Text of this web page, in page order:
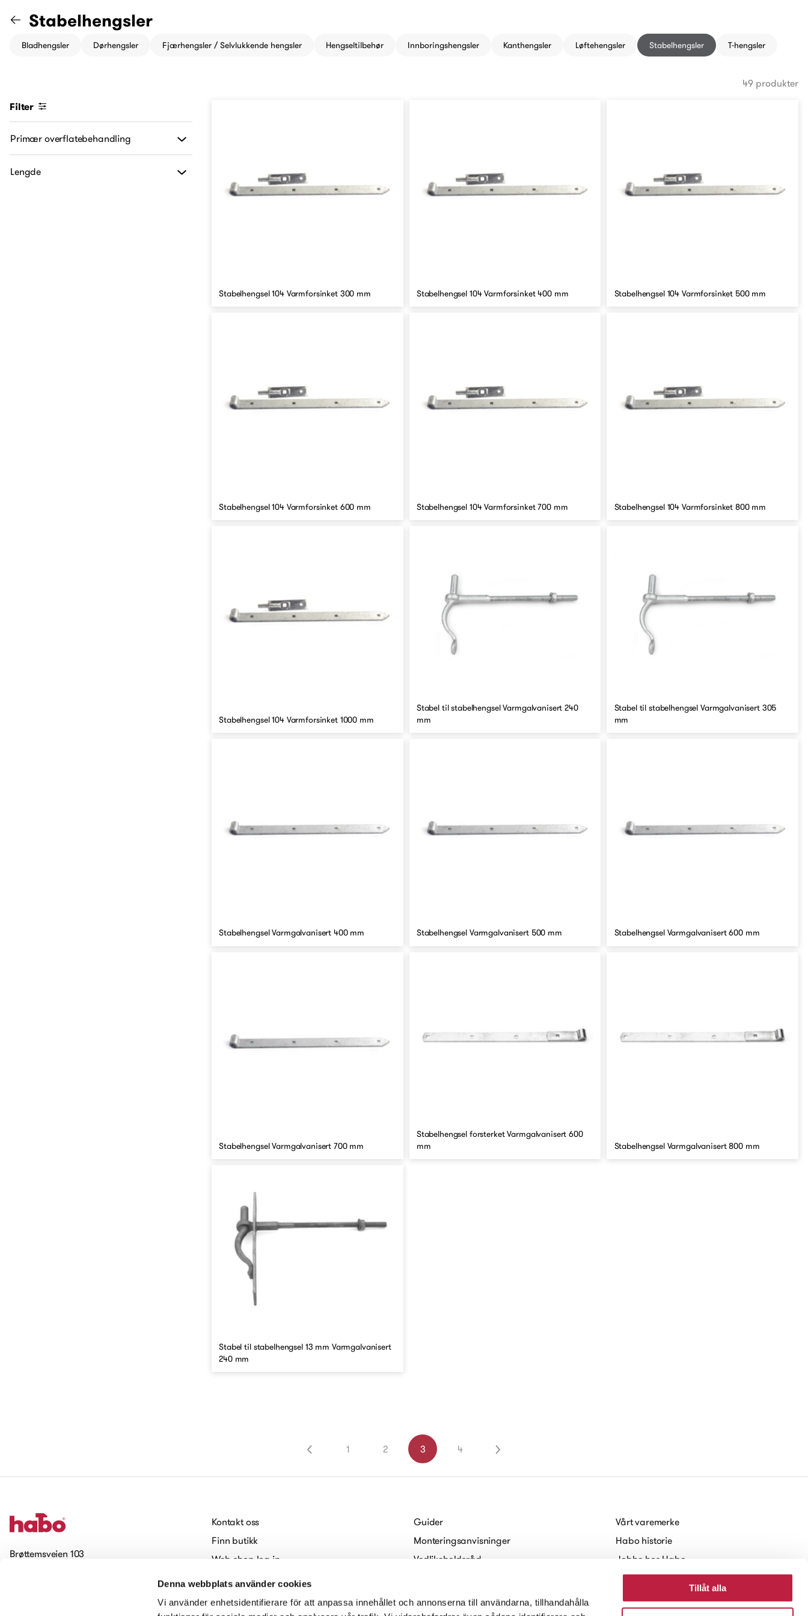
Denna webbplats använder cookies
Vi använder enhetsidentifierare för att anpassa innehållet och annonserna till användarna, tillhandahålla
Tillåt alla
Gå til "Hengsler" kategori
Stabelhengsler
Bladhengsler Dørhengsler Fjærhengsler / Selvlukkende hengsler Hengseltilbehør Innboringshengsler Kanthengsler Løftehengsler Stabelhengsler T-hengsler
49 produkter
Filter
Primær overflatebehandling
Lengde
Stabelhengsel 104 Varmforsinket 300 mm Stabelhengsel 104 Varmforsinket 400 mm Stabelhengsel 104 Varmforsinket 500 mm
Stabelhengsel 104 Varmforsinket 600 mm Stabelhengsel 104 Varmforsinket 700 mm Stabelhengsel 104 Varmforsinket 800 mm
Stabelhengsel 104 Varmforsinket 1000 mm
Stabel til stabelhengsel Varmgalvanisert 240
mm
Stabel til stabelhengsel Varmgalvanisert 305
mm
Stabelhengsel Varmgalvanisert 400 mm Stabelhengsel Varmgalvanisert 500 mm Stabelhengsel Varmgalvanisert 600 mm
Stabelhengsel Varmgalvanisert 700 mm
Stabelhengsel forsterket Varmgalvanisert 600
mm
Stabelhengsel Varmgalvanisert 800 mm
Stabel til stabelhengsel 13 mm Varmgalvanisert
240 mm
1 2 3 4
Brøttemsveien 103
Kontakt oss
Finn butikk
Web-shop log in
Jobbe hos Habo
Cookies
Tilgjengelighetserklæring
Guider
Monteringsanvisninger
Vedlikeholdsråd
Digitale brosjyrer
Vårt varemerke
Habo historie
Jobbe hos Habo
Baerekraft